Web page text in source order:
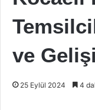
ve
25 Eylül 2024 4